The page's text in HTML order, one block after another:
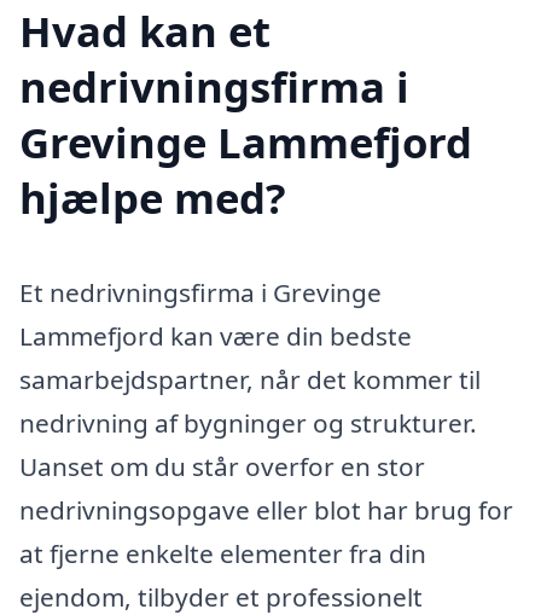
Hvad kan et
nedrivningsfirma i
Grevinge Lammefjord
hjælpe med?
Et nedrivningsfirma i Grevinge
Lammefjord kan være din bedste
samarbejdspartner, når det kommer til
nedrivning af bygninger og strukturer.
Uanset om du står overfor en stor
nedrivningsopgave eller blot har brug for
at fjerne enkelte elementer fra din
ejendom, tilbyder et professionelt